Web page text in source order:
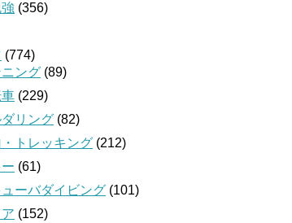
(356)
(774)
ング (89)
(229)
リング (82)
トレッキング (212)
(61)
ューバダイビング (101)
(152)